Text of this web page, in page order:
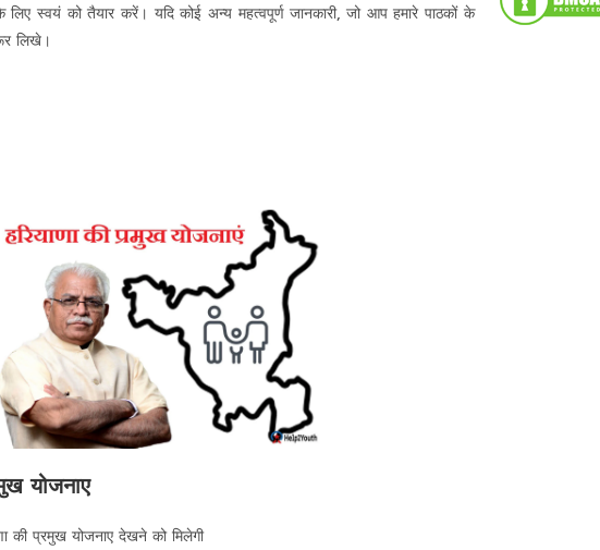
स्वयं को तैयार करें। यदि कोई अन्य महत्वपूर्ण जानकारी, जो आप हमारे पाठकों के
लिखे।
योजनाए
की प्रमुख योजनाए देखने को मिलेगी